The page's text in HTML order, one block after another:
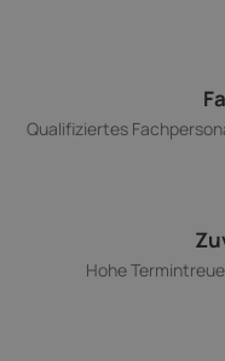
Qualifiziertes
Hohe